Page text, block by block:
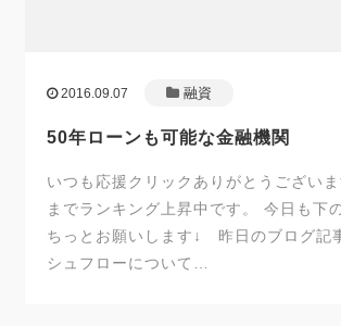
2016.09.07 融資
50年ローンも可能な金融機関
いつも応援クリックありがとうござい
までランキング上昇中です。 今日も下
ちっとお願いします↓ 昨日のブログ記
シュフローについて…